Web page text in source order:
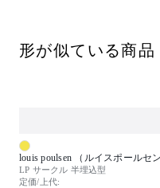
取付方法：埋
※LEDの光
【備考】電源
形が似ている商品
louis poulsen （ルイスポールセン
LP サークル 半埋込型
定価/上代: